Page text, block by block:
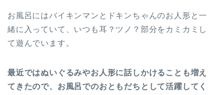
お風呂にはバイキンマンとドキンちゃんのお人形と一
緒に入っていて、いつも耳？ツノ？部分をカミカミし
て遊んでいます。
最近ではぬいぐるみやお人形に話しかけることも増え
てきたので、お風呂でのおともだちとして活躍してく